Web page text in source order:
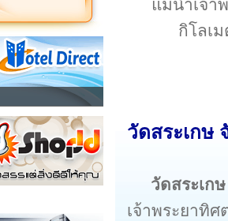
แม่น้ำเจ้า
กิโลเ
วัดสระเกษ
วัดสระเกษ
เจ้าพระยาทิ